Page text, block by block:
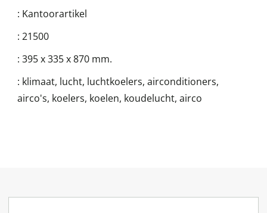
: Kantoorartikel
: 21500
: 395 x 335 x 870 mm.
: klimaat, lucht, luchtkoelers, airconditioners,
airco's, koelers, koelen, koudelucht, airco